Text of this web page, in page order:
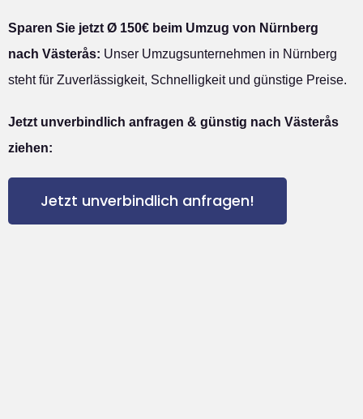
Sparen Sie jetzt Ø 150€ beim Umzug von Nürnberg
nach Västerås: Unser Umzugsunternehmen in Nürnberg
steht für Zuverlässigkeit, Schnelligkeit und günstige Preise.
Jetzt unverbindlich anfragen & günstig nach Västerås
ziehen:
Jetzt unverbindlich anfragen!